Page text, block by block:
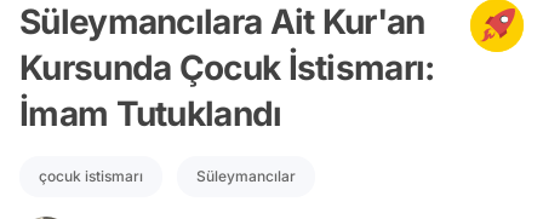
Süleymancılara Ait Kur'an
Kursunda Çocuk İstismarı:
İmam Tutuklandı
çocuk istismarı Süleymancılar